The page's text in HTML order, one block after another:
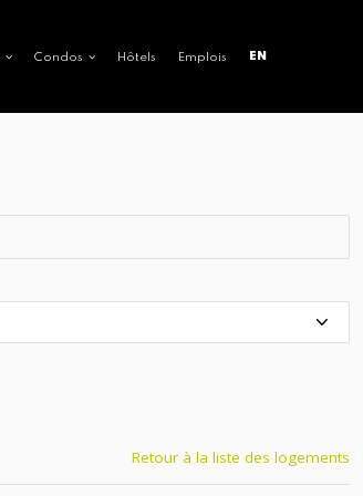
Condos Hôtels Emplois EN
Retour à la liste des logements